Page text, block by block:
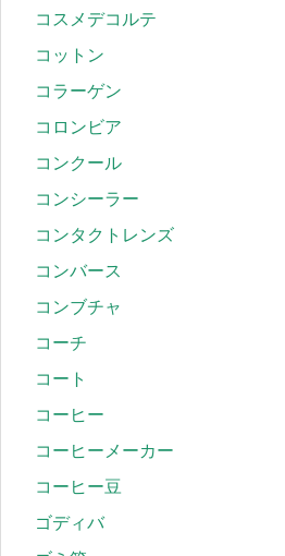
コスメデコルテ
コットン
コラーゲン
コロンビア
コンクール
コンシーラー
コンタクトレンズ
コンバース
コンブチャ
コーチ
コート
コーヒー
コーヒーメーカー
コーヒー豆
ゴディバ